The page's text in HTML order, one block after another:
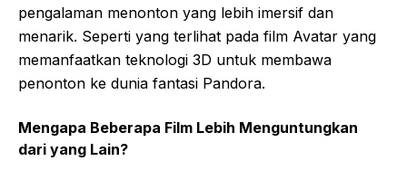
pengalaman menonton yang lebih imersif dan
menarik. Seperti yang terlihat pada film Avatar yang
memanfaatkan teknologi 3D untuk membawa
penonton ke dunia fantasi Pandora.
Mengapa Beberapa Film Lebih Menguntungkan
dari yang Lain?